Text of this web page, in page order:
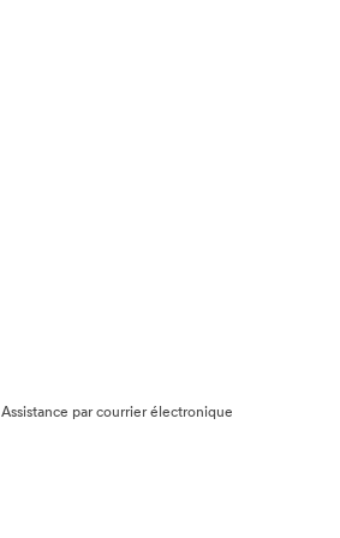
Assistance par courrier électronique